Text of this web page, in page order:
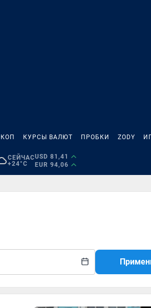
КУРСЫ ВАЛЮТ ПРОБКИ ZODY
СЕЙЧАС
+24°C
USD 81,41
EUR 94,06